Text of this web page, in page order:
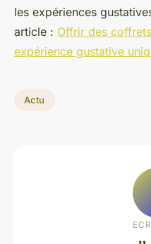
les expériences
article : Offrir des
expérience gustative
Actu